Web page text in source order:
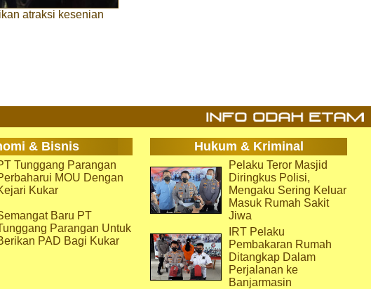
atraksi kesenian
& Bisnis Hukum & Kriminal
Tunggang Parangan
MOU Dengan
Kukar
Baru PT
Parangan Untuk
PAD Bagi Kukar
Pelaku Teror Masjid
Diringkus Polisi,
Mengaku Sering Keluar
Masuk Rumah Sakit
Jiwa
IRT Pelaku
Pembakaran Rumah
Ditangkap Dalam
Perjalanan ke
Banjarmasin